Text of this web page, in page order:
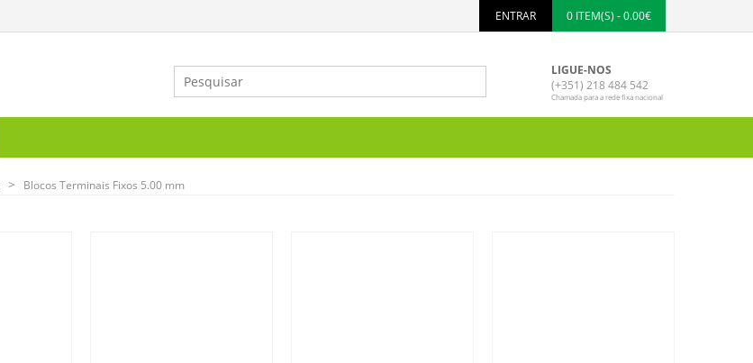
ENTRAR 0 ITEM(S) - 0.00€
LIGUE-NOS
(+351) 218 484 542
Chamada para a rede fixa nacional
Blocos Terminais Fixos 5.00 mm